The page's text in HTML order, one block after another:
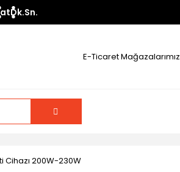
Dk.Sn.
E-Ticaret Mağazalarımız
Cihazı 200W-230W